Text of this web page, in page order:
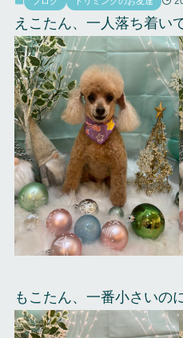
えこたん、一人落ち着い
もこたん、一番小さいの